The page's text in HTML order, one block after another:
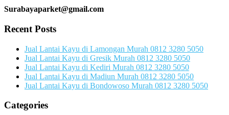
Surabayaparket@gmail.com
Recent Posts
Jual Lantai Kayu di Lamongan Murah 0812 3280 5050
Jual Lantai Kayu di Gresik Murah 0812 3280 5050
Jual Lantai Kayu di Kediri Murah 0812 3280 5050
Jual Lantai Kayu di Madiun Murah 0812 3280 5050
Jual Lantai Kayu di Bondowoso Murah 0812 3280 5050
Categories